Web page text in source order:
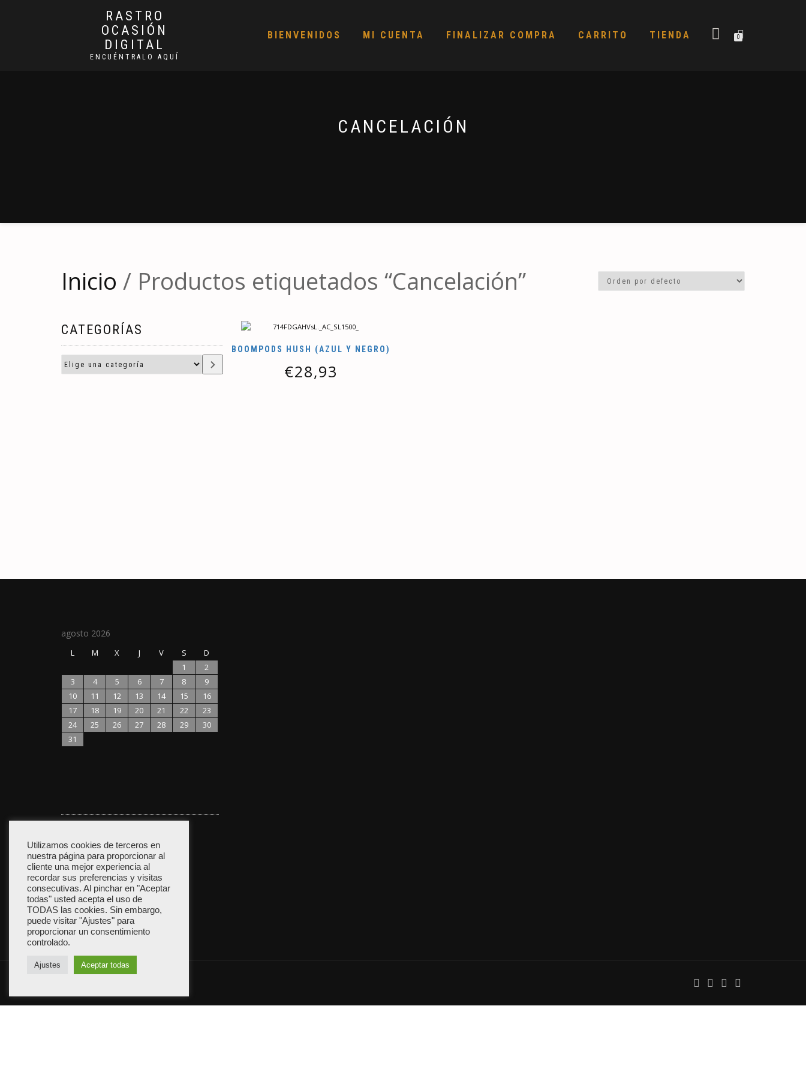
RASTRO
OCASIÓN
DIGITAL
ENCUÉNTRALO AQUÍ
BIENVENIDOS MI CUENTA FINALIZAR COMPRA CARRITO TIENDA 0
CANCELACIÓN
Inicio / Productos etiquetados “Cancelación”
BOOMPODS HUSH (AZUL Y NEGRO)
€28,93
CATEGORÍAS
agosto 2026
L M X J V S
D
1
2
3
4 5 6 7 8
9
10
11 12 13 14 15
16
17
18 19 20 21 22
23
24
25 26 27 28 29
30
31
Política de cookies
funciona con
Utilizamos cookies de terceros en
nuestra página para proporcionar al
cliente una mejor experiencia al
recordar sus preferencias y visitas
consecutivas. Al pinchar en "Aceptar
todas" usted acepta el uso de
TODAS las cookies. Sin embargo,
puede visitar "Ajustes" para
proporcionar un consentimiento
controlado.
Ajustes Aceptar todas